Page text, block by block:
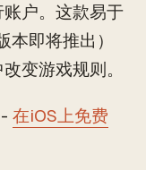
户。这款易于
即将推出）
变游戏规则。
- 在iOS上免费